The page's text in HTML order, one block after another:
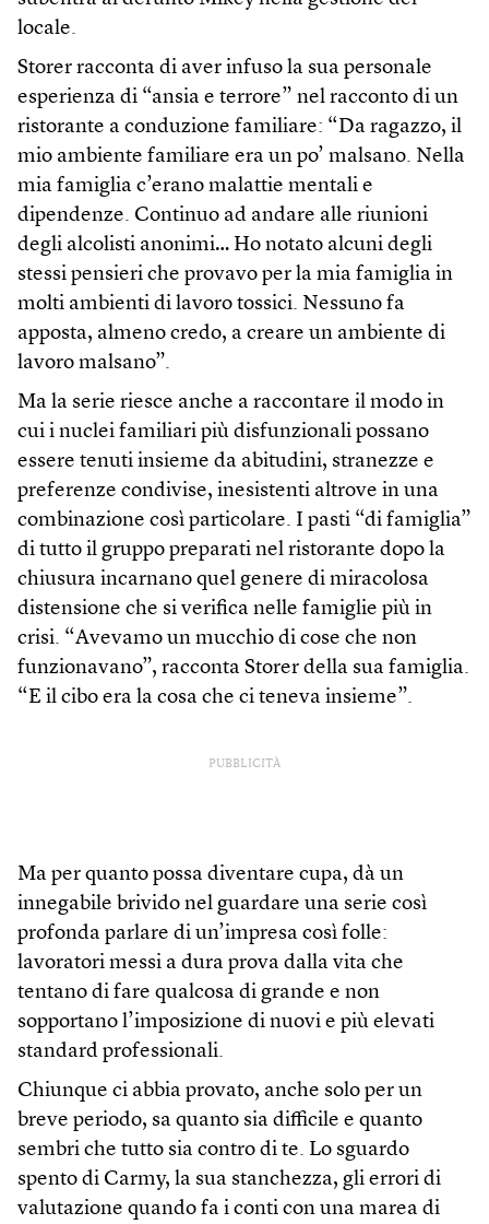
locale.
Storer racconta di aver infuso la sua personale
esperienza di “ansia e terrore” nel racconto di un
ristorante a conduzione familiare: “Da ragazzo, il
mio ambiente familiare era un po’ malsano. Nella
mia famiglia c’erano malattie mentali e
dipendenze. Continuo ad andare alle riunioni
degli alcolisti anonimi… Ho notato alcuni degli
stessi pensieri che provavo per la mia famiglia in
molti ambienti di lavoro tossici. Nessuno fa
apposta, almeno credo, a creare un ambiente di
lavoro malsano”.
Ma la serie riesce anche a raccontare il modo in
cui i nuclei familiari più disfunzionali possano
essere tenuti insieme da abitudini, stranezze e
preferenze condivise, inesistenti altrove in una
combinazione così particolare. I pasti “di famiglia”
di tutto il gruppo preparati nel ristorante dopo la
chiusura incarnano quel genere di miracolosa
distensione che si verifica nelle famiglie più in
crisi. “Avevamo un mucchio di cose che non
funzionavano”, racconta Storer della sua famiglia.
“E il cibo era la cosa che ci teneva insieme”.
PUBBLICITÀ
Ma per quanto possa diventare cupa, dà un
innegabile brivido nel guardare una serie così
profonda parlare di un’impresa così folle:
lavoratori messi a dura prova dalla vita che
tentano di fare qualcosa di grande e non
sopportano l’imposizione di nuovi e più elevati
standard professionali.
Chiunque ci abbia provato, anche solo per un
breve periodo, sa quanto sia difficile e quanto
sembri che tutto sia contro di te. Lo sguardo
spento di Carmy, la sua stanchezza, gli errori di
valutazione quando fa i conti con una marea di